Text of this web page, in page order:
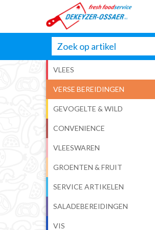
VLEES
VERSE BEREIDINGEN
GEVOGELTE & WILD
CONVENIENCE
VLEESWAREN
GROENTEN & FRUIT
SERVICE ARTIKELEN
SALADEBEREIDINGEN
VIS